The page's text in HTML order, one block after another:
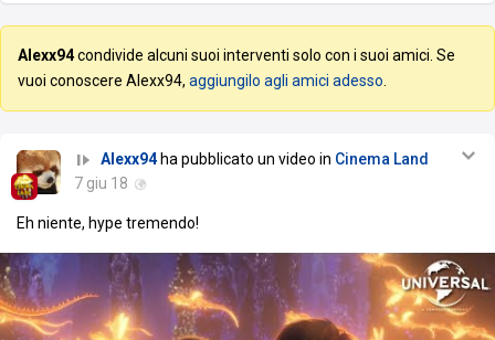
Alexx94condivide alcuni suoi interventi solo con i suoi amici. Se
vuoi conoscere Alexx94, aggiungilo agli amici adesso.
Alexx94ha pubblicato un video in Cinema Land
7 giu 18
Eh niente, hype tremendo!